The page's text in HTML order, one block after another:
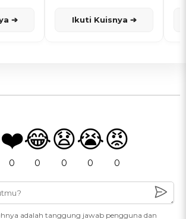
➔ Ikuti Kuisnya ➔
❤️
0
😂
0
😧
0
😭
0
😡
0
adalah tanggung jawab pengguna dan